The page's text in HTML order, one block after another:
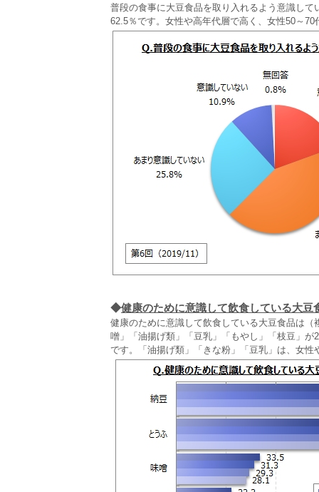
普段の食事に大豆食品を取り入れるよう意識し
62.5％です。女性や高年代層で高く、女性50～
◆健康のために意識して飲食している大豆
健康のために意識して飲食している大豆食品は
噌」「油揚げ類」「豆乳」「もやし」「枝豆」
です。「油揚げ類」「きな粉」「豆乳」は、女